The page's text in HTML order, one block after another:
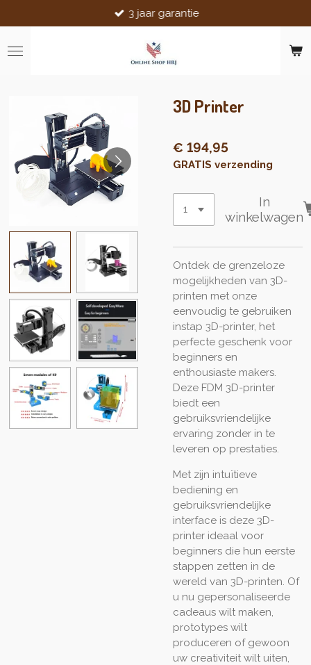
direct
naar
de
3 jaar garantie
3D Printer
€ 194,95
GRATIS verzending
In
winkelwagen
Ontdek de grenzeloze
mogelijkheden van 3D-
printen met onze
eenvoudig te gebruiken
instap 3D-printer, het
perfecte geschenk voor
beginners en
enthousiaste makers.
Deze FDM 3D-printer
biedt een
gebruiksvriendelijke
ervaring zonder in te
leveren op prestaties.
Met zijn intuïtieve
bediening en
gebruiksvriendelijke
interface is deze 3D-
printer ideaal voor
beginners die hun eerste
stappen zetten in de
wereld van 3D-printen. Of
u nu gepersonaliseerde
cadeaus wilt maken,
prototypes wilt
produceren of gewoon
uw creativiteit wilt uiten,